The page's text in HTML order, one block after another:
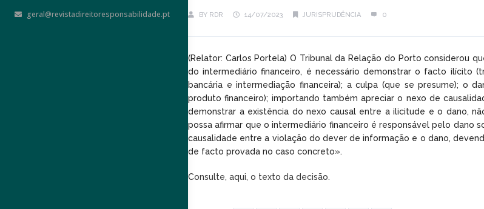
geral@revistadireitoresponsabilidade.pt BY RDR 14/07/2023 JURISPRUDÊNCIA 0
(Relator: Carlos Portela) O Tribunal da Relação do Porto considerou
do intermediário financeiro, é necessário demonstrar o facto ilícito
bancária e intermediação financeira); a culpa (que se presume); o
produto financeiro); importando também apreciar o nexo de
demonstrar a existência do nexo causal entre a ilicitude e o dano,
possa afirmar que o intermediário financeiro é responsável pelo
causalidade entre a violação do dever de informação e o dano,
de facto provada no caso concreto».
Consulte, aqui, o texto da decisão.